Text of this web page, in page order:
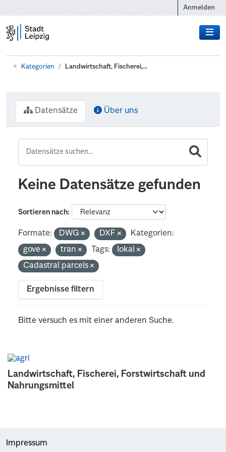
Anmelden
Kategorien Landwirtschaft, Fischerei,...
Landwirtschaft, Fischerei, Forstwirtschaft und
Nahrungsmittel
Datensätze Über uns
Keine Datensätze gefunden
Sortieren nach
Formate: DWG DXF
Kategorien:
gove
tran Tags:
lokal
Cadastral parcels
Ergebnisse filtern
Bitte versuch es mit einer anderen Suche.
Impressum